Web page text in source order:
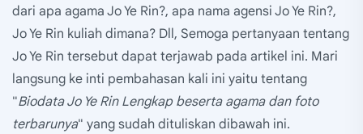
dari apa agama Jo Ye Rin?, apa nama agensi Jo Ye Rin?,
Jo Ye Rin kuliah dimana? Dll, Semoga pertanyaan tentang
Jo Ye Rin tersebut dapat terjawab pada artikel ini. Mari
langsung ke inti pembahasan kali ini yaitu tentang
"Biodata Jo Ye Rin Lengkap beserta agama dan foto
terbarunya" yang sudah dituliskan dibawah ini.